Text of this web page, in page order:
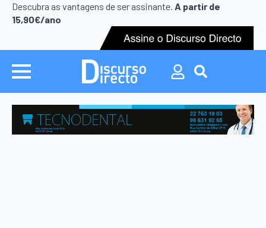
Descubra as vantagens de ser assinante. A partir de
15,90€/ano
Search
for:
Search